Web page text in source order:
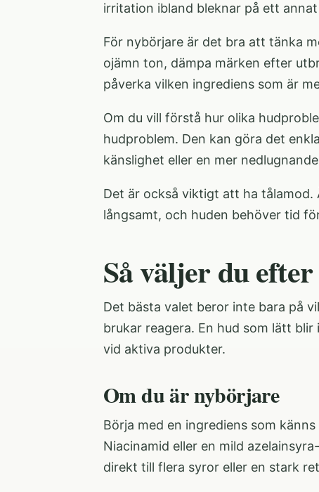
irritation ibland bleknar på ett
För nybörjare är det bra att tänka
ojämn ton, dämpa märken efter
påverka vilken ingrediens som är
Om du vill förstå hur olika
hudproblem. Den kan göra det
känslighet eller en mer
Det är också viktigt att ha tålamod.
långsamt, och huden behöver tid
Så väljer du
Det bästa valet beror inte bara på
brukar reagera. En hud som lätt
vid aktiva produkter.
Om du är nybörjare
Börja med en ingrediens som
Niacinamid eller en mild
direkt till flera syror eller en stark